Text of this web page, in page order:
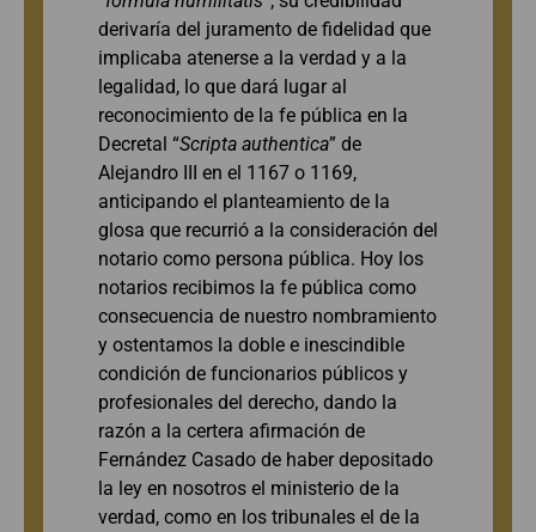
derivaría del juramento de fidelidad que
implicaba atenerse a la verdad y a la
legalidad, lo que dará lugar al
reconocimiento de la fe pública en la
Decretal “Scripta authentica” de
Alejandro III en el 1167 o 1169,
anticipando el planteamiento de la
glosa que recurrió a la consideración del
notario como persona pública. Hoy los
notarios recibimos la fe pública como
consecuencia de nuestro nombramiento
y ostentamos la doble e inescindible
condición de funcionarios públicos y
profesionales del derecho, dando la
razón a la certera afirmación de
Fernández Casado de haber depositado
la ley en nosotros el ministerio de la
verdad, como en los tribunales el de la